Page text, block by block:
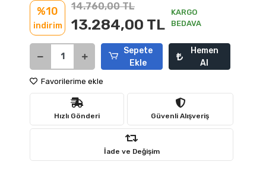
%10
indirim
14.760,00 TL
13.284,00 TL
KARGO
BEDAVA
Sepete
Ekle
Hemen
Al
Favorilerime ekle
Hızlı Gönderi Güvenli Alışveriş
İade ve Değişim